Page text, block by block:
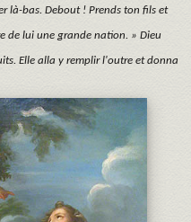
là-bas. Debout ! Prends ton fils et
de lui une grande nation. » Dieu
Elle alla y remplir l'outre et donna